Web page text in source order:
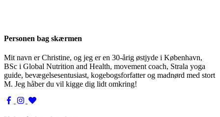
Personen bag skærmen
Mit navn er Christine, og jeg er en 30-årig østjyde i København,
BSc i Global Nutrition and Health, movement coach, Strala yoga
guide, bevægelsesentusiast, kogebogsforfatter og madnørd med stort
M. Jeg håber du vil kigge dig lidt omkring!